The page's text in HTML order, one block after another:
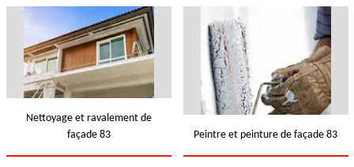
Nettoyage et ravalement de
façade 83
Peintre et peinture de façade 83